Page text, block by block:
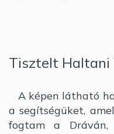
Tisztelt Haltani
A képen látható
a segítségüket,
fogtam a Dráván,